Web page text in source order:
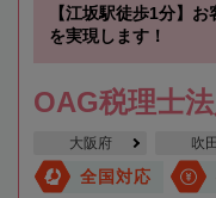
【江坂駅徒歩1分】
を実現します！
OAG税理士
大阪府 吹
全国対応